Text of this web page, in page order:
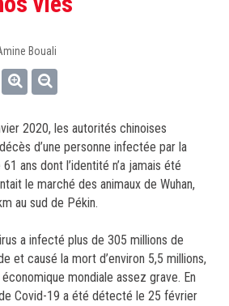
Bouali
2020, les autorités chinoises
d’une personne infectée par la
ans dont l’identité n’a jamais été
le marché des animaux de Wuhan,
au sud de Pékin.
a infecté plus de 305 millions de
et causé la mort d’environ 5,5 millions,
mondiale assez grave. En
Covid-19 a été détecté le 25 février